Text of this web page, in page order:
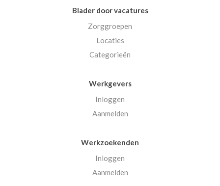
Blader door vacatures
Zorggroepen
Locaties
Categorieën
Werkgevers
Inloggen
Aanmelden
Werkzoekenden
Inloggen
Aanmelden